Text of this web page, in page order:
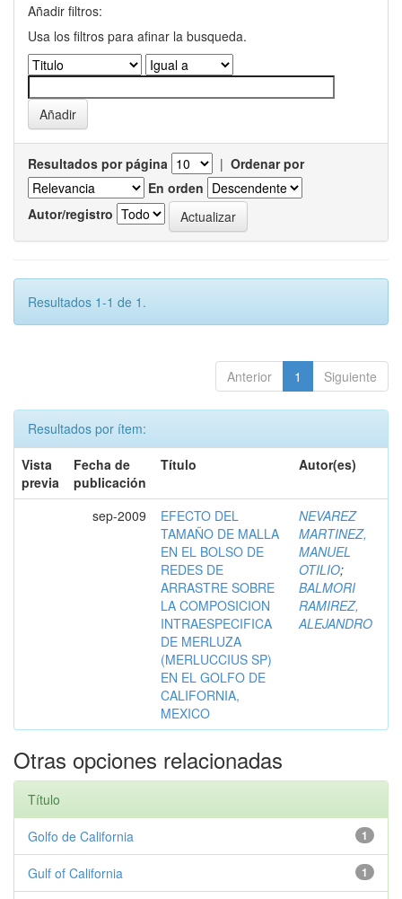
Añadir filtros:
Usa los filtros para afinar la busqueda.
Resultados por página | Ordenar por
En orden
Autor/registro
Resultados 1-1 de 1.
Anterior 1 Siguiente
Resultados por ítem:
Vista
previa
Fecha de
publicación
Título Autor(es)
sep-2009
EFECTO DEL
TAMAÑO DE MALLA
EN EL BOLSO DE
REDES DE
ARRASTRE SOBRE
LA COMPOSICION
INTRAESPECIFICA
DE MERLUZA
(MERLUCCIUS SP)
EN EL GOLFO DE
CALIFORNIA,
MEXICO
NEVAREZ
MARTINEZ,
MANUEL
OTILIO;
BALMORI
RAMIREZ,
ALEJANDRO
Otras opciones relacionadas
Título
1
Golfo de California
1
Gulf of California